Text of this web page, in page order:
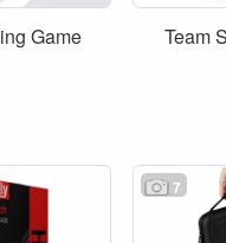
Game Team
7